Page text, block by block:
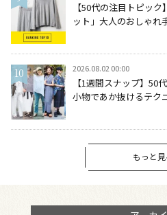
【50代の注目トピッ
ット」大人のおしゃ
2026.08.02 00:00
【1週間スナップ】50
小物であか抜けるテク
もっと見